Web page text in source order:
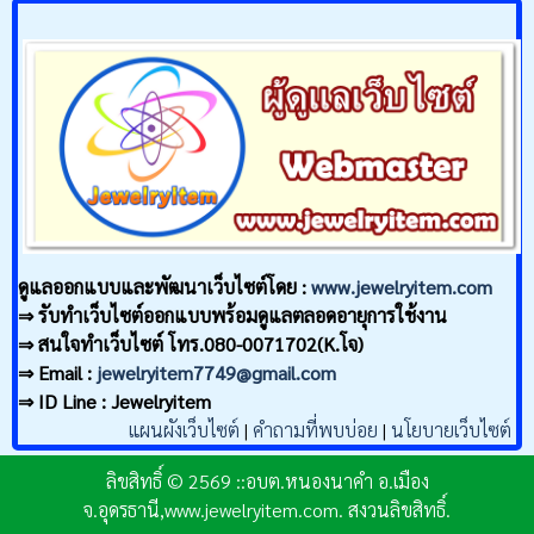
ดูแลออกแบบและพัฒนาเว็บไซต์โดย :www.jewelryitem.com
⇒ รับทำเว็บไซต์ออกแบบพร้อมดูแลตลอดอายุการใช้งาน
⇒ สนใจทำเว็บไซต์ โทร.080-0071702(K.โจ)
⇒ Email : jewelryitem7749@gmail.com
⇒ ID Line : Jewelryitem
แผนผังเว็บไซต์ | คำถามที่พบบ่อย | นโยบายเว็บไซต์
ลิขสิทธิ์ © 2569 ::อบต.หนองนาคำ อ.เมือง
จ.อุดรธานี,www.jewelryitem.com. สงวนลิขสิทธิ์.